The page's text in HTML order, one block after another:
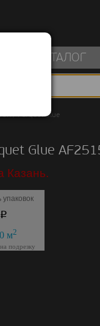
КАТАЛОГ
/Parquet Glue
Glue
Казань.
p
0 м2
подрезку